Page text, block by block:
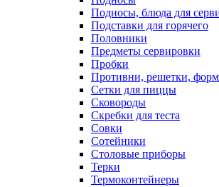
Подносы, блюда для
Подставки для горячего
Половники
Предметы сервировки
Пробки
Противни, решетки,
Сетки для пиццы
Сковороды
Скребки для теста
Совки
Сотейники
Столовые приборы
Терки
Термоконтейнеры